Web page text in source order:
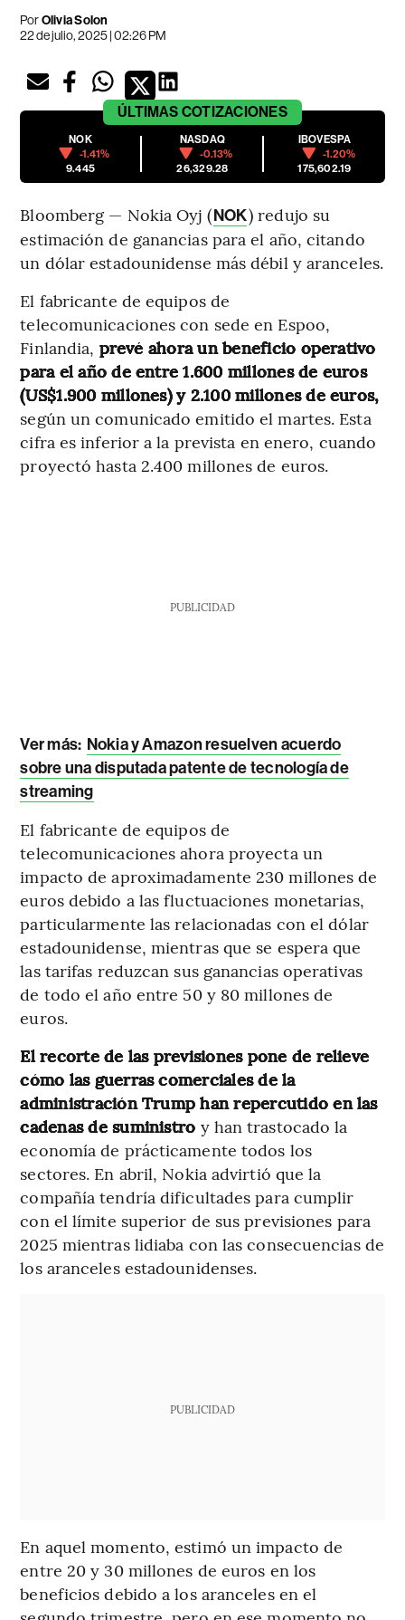
PorOlivia Solon
22 de julio, 2025 | 02:26 PM
ÚLTIMAS COTIZACIONES
NOK
-1.41%
9.445
NASDAQ
-0.13%
26,329.28
IBOVESPA
-1.20%
175,602.19
Bloomberg — Nokia Oyj (NOK) redujo su
estimación de ganancias para el año, citando
un dólar estadounidense más débil y aranceles.
El fabricante de equipos de
telecomunicaciones con sede en Espoo,
Finlandia, prevé ahora un beneficio operativo
para el año de entre 1.600 millones de euros
(US$1.900 millones) y 2.100 millones de euros,
según un comunicado emitido el martes. Esta
cifra es inferior a la prevista en enero, cuando
proyectó hasta 2.400 millones de euros.
PUBLICIDAD
Ver más: Nokia y Amazon resuelven acuerdo
sobre una disputada patente de tecnología de
streaming
El fabricante de equipos de
telecomunicaciones ahora proyecta un
impacto de aproximadamente 230 millones de
euros debido a las fluctuaciones monetarias,
particularmente las relacionadas con el dólar
estadounidense, mientras que se espera que
las tarifas reduzcan sus ganancias operativas
de todo el año entre 50 y 80 millones de
euros.
El recorte de las previsiones pone de relieve
cómo las guerras comerciales de la
administración Trump han repercutido en las
cadenas de suministro y han trastocado la
economía de prácticamente todos los
sectores. En abril, Nokia advirtió que la
compañía tendría dificultades para cumplir
con el límite superior de sus previsiones para
2025 mientras lidiaba con las consecuencias de
los aranceles estadounidenses.
PUBLICIDAD
En aquel momento, estimó un impacto de
entre 20 y 30 millones de euros en los
beneficios debido a los aranceles en el